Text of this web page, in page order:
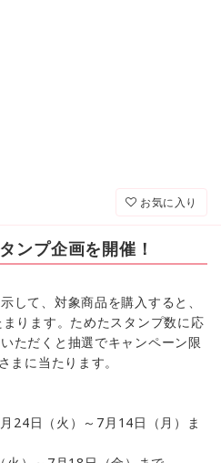
お気に入り
ンプ企画を開催！
して、対象商品を購入すると、
ります。ためたスタンプ数に応
ただくと抽選でキャンペーン限
まに当たります。
24日（火）～7月14日（月）ま